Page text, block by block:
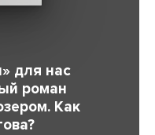
для нас
роман
Как